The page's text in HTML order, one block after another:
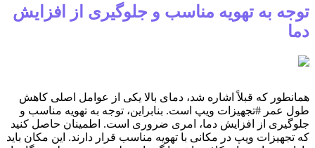
توجه به تهویه مناسب و جلوگیری از افزایش
دما
همانطور که قبلاً اشاره شد، دمای بالا یکی از عوامل اصلی کاهش
طول عمر #تجهیزات ویپ است. بنابراین، توجه به تهویه مناسب و
جلوگیری از افزایش دما، امری ضروری است. اطمینان حاصل کنید
که تجهیزات ویپ در مکانی با تهویه مناسب قرار دارند. این مکان باید